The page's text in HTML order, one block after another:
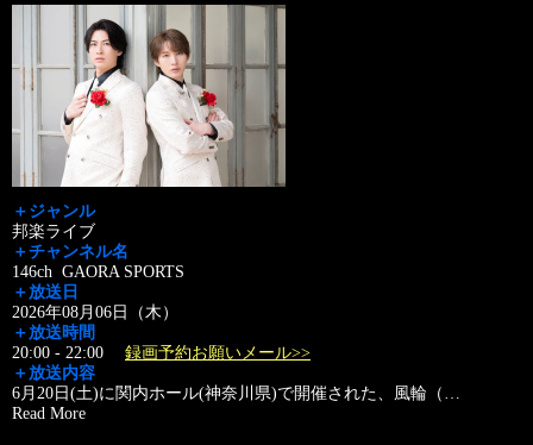
＋ジャンル
邦楽ライブ
＋チャンネル名
146ch GAORA SPORTS
＋放送日
2026年08月06日（木）
＋放送時間
20:00 - 22:00 録画予約お願いメール>>
＋放送内容
6月20日(土)に関内ホール(神奈川県)で開催された、風輪（ …
Read More